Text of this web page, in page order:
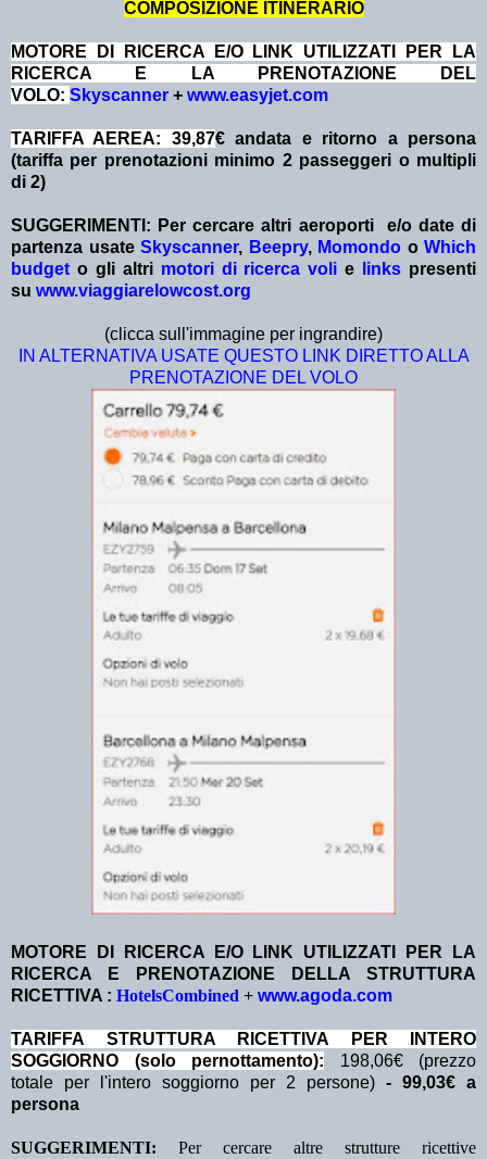
COMPOSIZIONE ITINERARIO
MOTORE DI RICERCA E/O LINK UTILIZZATI PER LA
RICERCA E LA PRENOTAZIONE DEL
VOLO: Skyscanner + www.easyjet.com
TARIFFA AEREA: 39,87€ andata e ritorno a persona
(tariffa per prenotazioni minimo 2 passeggeri o multipli
di 2)
SUGGERIMENTI: Per cercare altri aeroporti e/o date di
partenza usate Skyscanner, Beepry, Momondo o Which
budget o gli altri motori di ricerca voli e links presenti
su www.viaggiarelowcost.org
(clicca sull'immagine per ingrandire)
IN ALTERNATIVA USATE QUESTO LINK DIRETTO ALLA
PRENOTAZIONE DEL VOLO
MOTORE DI RICERCA E/O LINK UTILIZZATI PER LA
RICERCA E PRENOTAZIONE DELLA STRUTTURA
RICETTIVA : HotelsCombined + www.agoda.com
TA RIFFA STRUTTURA RICETTIVA PER INTERO
SOGGIORNO (solo pernottamento): 198,06€ (prezzo
totale per l'intero soggiorno per 2 persone) - 99,03€ a
persona
SUGGERIMENTI: Per cercare altre strutture ricettive